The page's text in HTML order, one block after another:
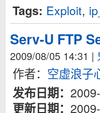
Tags: Exploit,
Serv-U FTP
2009/08/05 14:31 |
作者： 空虚浪子
发布日期：
更新日期：